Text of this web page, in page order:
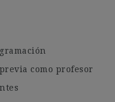
como profesor